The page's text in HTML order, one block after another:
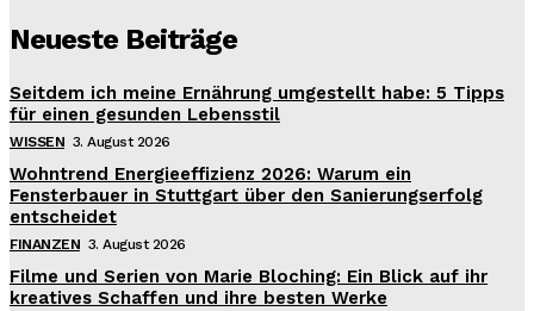
Neueste Beiträge
Seitdem ich meine Ernährung umgestellt habe: 5 Tipps
für einen gesunden Lebensstil
WISSEN 3. August 2026
Wohntrend Energieeffizienz 2026: Warum ein
Fensterbauer in Stuttgart über den Sanierungserfolg
entscheidet
FINANZEN 3. August 2026
Filme und Serien von Marie Bloching: Ein Blick auf ihr
kreatives Schaffen und ihre besten Werke